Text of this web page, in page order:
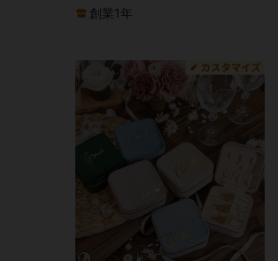
創業1年